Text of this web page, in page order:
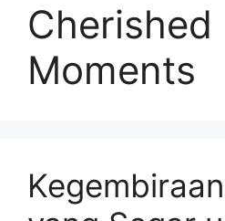
Cherished
Moments